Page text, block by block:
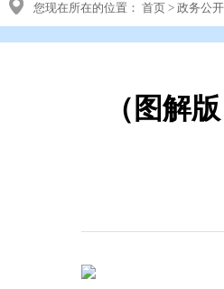
您现在所在的位置： 首页 > 政务公开
（图解